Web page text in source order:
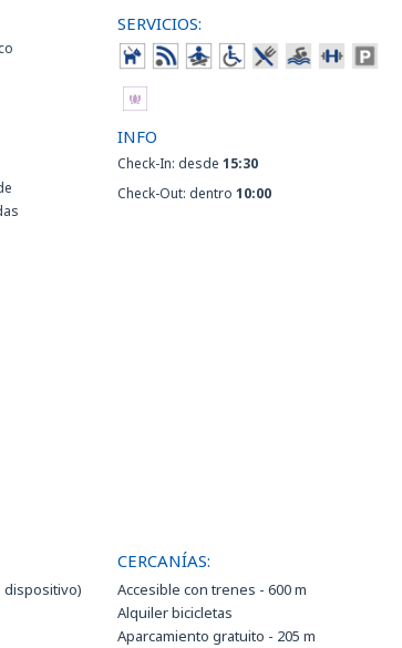
SERVICIOS:
INFO
Check-In: desde15:30
Check-Out: dentro10:00
dispositivo)
CERCANÍAS:
Accesible con trenes - 600 m
Alquiler bicicletas
Aparcamiento gratuito - 205 m